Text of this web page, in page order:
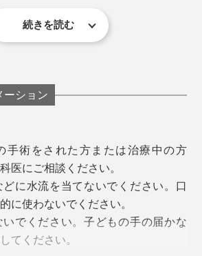
撮影しています。洗浄中は、水がこぼれるので、口を
使用をおすすめします。
たら、吐き出してください。目に見
ドバッ。時には、出血することも。
歯に挟まっていることに気づかなか
ロッと出てきて、驚きました。
て、歯磨きをした後だったのに、こ
ていたとは！
いない初心者や、歯を見ながらジェ
押すと、ノズルが外れるので、交換
の歯を少し削ったことで、歯間部分
って、ホッとした反面、フロスを使
残し」から虫歯になることを思い知
』の口腔洗浄器は、いまの私にもっ
ブラシの後に、『APIYOO』、フロ
シュの順でケアするようになりまし
続きを読む
ーション
手術をされた方または治療中の方
医にご相談ください。
に水流を当てないでください。口
に使わないでください。
でください。子どもの手の届かな
てください。